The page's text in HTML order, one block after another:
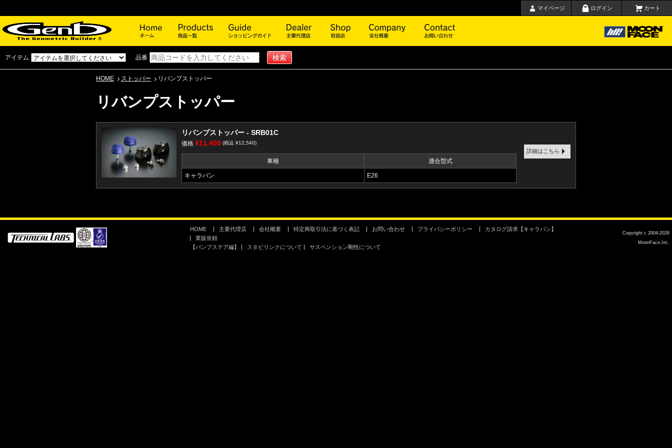
マイページ ログイン カート
アイテム 品番
HOME ストッパー リバンプストッパー
リバンプストッパー
リバンプストッパー - SRB01C
価格 ¥11,400 (税込 ¥12,540)
車種 適合型式
キャラバン E26
詳細はこちら
HOME 主要代理店 会社概要 特定商取引法に基づく表記 お問い合わせ プライバシーポリシー
カタログ請求【キャラバン】
業販依頼
【バンプステア編】
スタビリンクについて サスペンション剛性について
Copyright c 2004-2026
MoonFace,Inc.